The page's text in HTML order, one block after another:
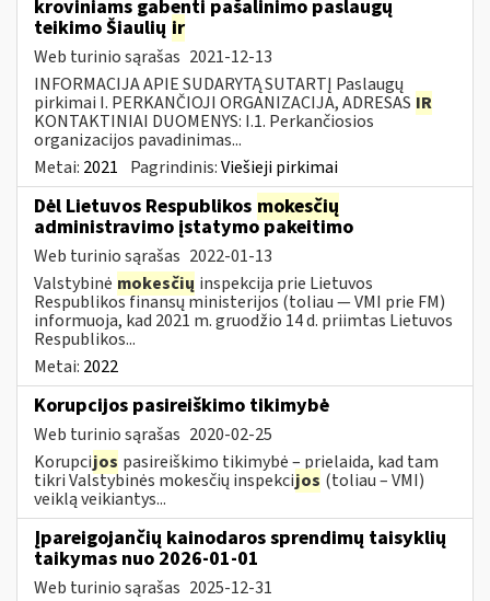
kroviniams gabenti pašalinimo paslaugų
teikimo Šiaulių ir
Web turinio sąrašas 2021-12-13
INFORMACIJA APIE SUDARYTĄ SUTARTĮ Paslaugų
pirkimai I. PERKANČIOJI ORGANIZACIJA, ADRESAS IR
KONTAKTINIAI DUOMENYS: I.1. Perkančiosios
organizacijos pavadinimas...
Metai: 2021 Pagrindinis:Viešieji pirkimai
Dėl Lietuvos Respublikos mokesčių
administravimo įstatymo pakeitimo
Web turinio sąrašas 2022-01-13
Valstybinė mokesčių inspekcija prie Lietuvos
Respublikos finansų ministerijos (toliau — VMI prie FM)
informuoja, kad 2021 m. gruodžio 14 d. priimtas Lietuvos
Respublikos...
Metai: 2022
Korupcijos pasireiškimo tikimybė
Web turinio sąrašas 2020-02-25
Korupcijos pasireiškimo tikimybė – prielaida, kad tam
tikri Valstybinės mokesčių inspekcijos (toliau – VMI)
veiklą veikiantys...
Įpareigojančių kainodaros sprendimų taisyklių
taikymas nuo 2026-01-01
Web turinio sąrašas 2025-12-31